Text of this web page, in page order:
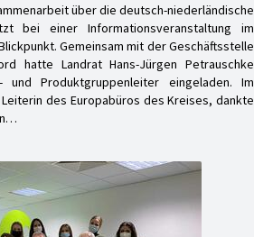
über die deutsch-niederländische
bei einer Informationsveranstaltung im
Gemeinsam mit der Geschäftsstelle
hatte Landrat Hans-Jürgen Petrauschke
und Produktgruppenleiter eingeladen. Im
des Europabüros des Kreises, dankte